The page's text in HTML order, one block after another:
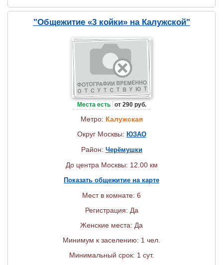
"Общежитие «3 койки» на Калужской"
Места есть от 290 руб.
Метро: Калужская
Округ Москвы: ЮЗАО
Район: Черёмушки
До центра Москвы: 12.00 км
Показать общежитие на карте
Мест в комнате: 6
Регистрация: Да
Женские места: Да
Минимум к заселению: 1 чел.
Минимальный срок: 1 сут.